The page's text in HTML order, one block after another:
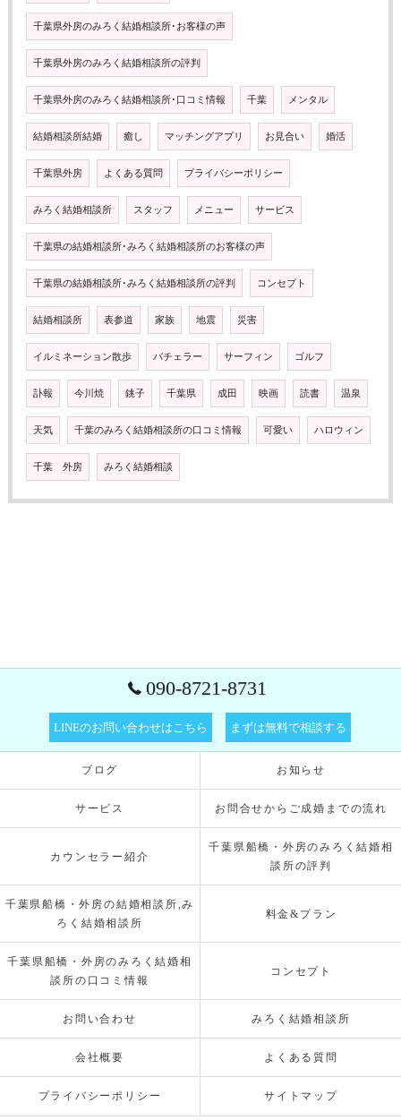
千葉県外房のみろく結婚相談所･お客様の声
千葉県外房のみろく結婚相談所の評判
千葉県外房のみろく結婚相談所･口コミ情報 千葉 メンタル
結婚相談所結婚 癒し マッチングアプリ お見合い 婚活
千葉県外房 よくある質問 プライバシーポリシー
みろく結婚相談所 スタッフ メニュー サービス
千葉県の結婚相談所･みろく結婚相談所のお客様の声
千葉県の結婚相談所･みろく結婚相談所の評判 コンセプト
結婚相談所 表参道 家族 地震 災害
イルミネーション散歩 バチェラー サーフィン ゴルフ
訃報 今川焼 銚子 千葉県 成田 映画 読書 温泉
天気 千葉のみろく結婚相談所の口コミ情報 可愛い ハロウィン
千葉 外房 みろく結婚相談
090-8721-8731
LINEのお問い合わせはこちら まずは無料で相談する
ブログ お知らせ
サービス お問合せからご成婚までの流れ
カウンセラー紹介
千葉県船橋・外房のみろく結婚相
談所の評判
千葉県船橋・外房の結婚相談所,み
ろく結婚相談所
料金&プラン
千葉県船橋・外房のみろく結婚相
談所の口コミ情報
コンセプト
お問い合わせ みろく結婚相談所
会社概要 よくある質問
プライバシーポリシー サイトマップ